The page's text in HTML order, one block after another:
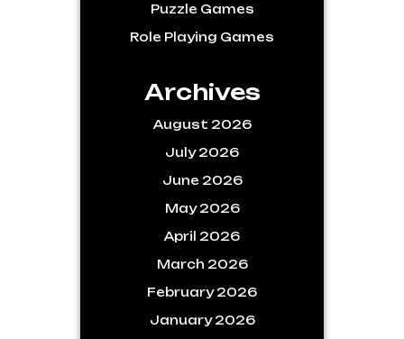
Puzzle Games
Role Playing Games
Archives
August 2026
July 2026
June 2026
May 2026
April 2026
March 2026
February 2026
January 2026